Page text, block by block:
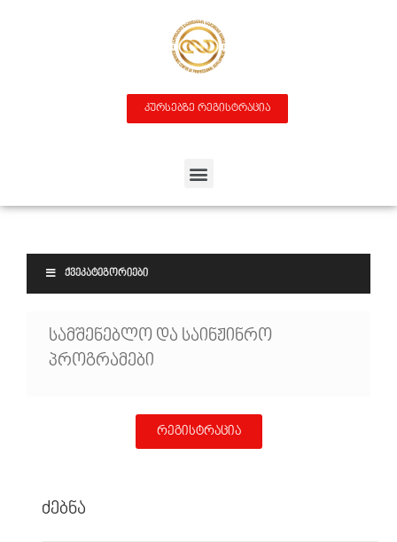
კურსებზე რეგისტრაცია
ᲥᲕᲔᲙᲐᲢᲔᲒᲝᲠᲘᲔᲑᲘ
Სამშენებლო Და Საინჟინრო
Პროგრამები
რეგისტრაცია
Ძებნა